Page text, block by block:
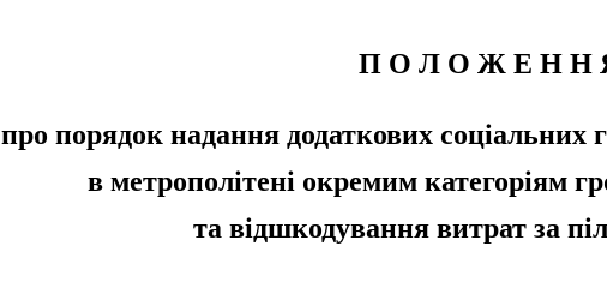
П О Л О Ж Е Н Н
про порядок надання додаткових соціальних
в метрополітені окремим категоріям
та відшкодування витрат за